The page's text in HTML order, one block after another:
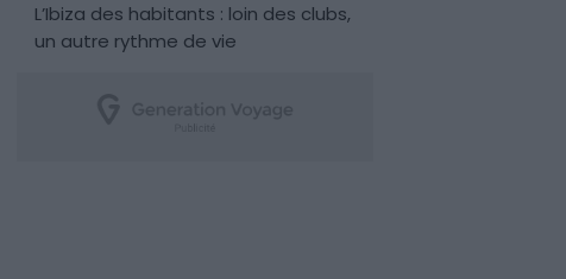
L’Ibiza des habitants : loin des clubs,
un autre rythme de vie